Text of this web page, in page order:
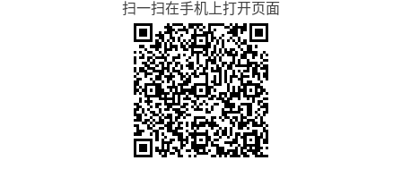
扫一扫在手机上打开页面